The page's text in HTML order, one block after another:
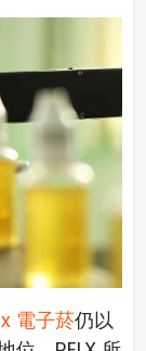
電子菸仍以